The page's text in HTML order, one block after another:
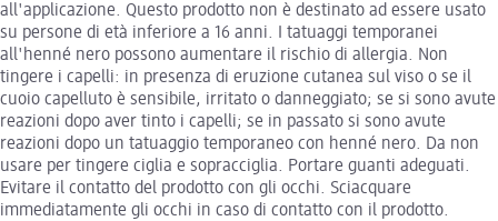
all'applicazione. Questo prodotto non è destinato ad essere usato
su persone di età inferiore a 16 anni. I tatuaggi temporanei
all'henné nero possono aumentare il rischio di allergia. Non
tingere i capelli: in presenza di eruzione cutanea sul viso o se il
cuoio capelluto è sensibile, irritato o danneggiato; se si sono avute
reazioni dopo aver tinto i capelli; se in passato si sono avute
reazioni dopo un tatuaggio temporaneo con henné nero. Da non
usare per tingere ciglia e sopracciglia. Portare guanti adeguati.
Evitare il contatto del prodotto con gli occhi. Sciacquare
immediatamente gli occhi in caso di contatto con il prodotto.